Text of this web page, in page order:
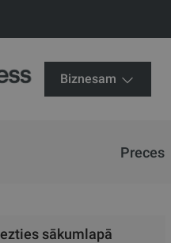
Biznesam
Preces
sākumlapā